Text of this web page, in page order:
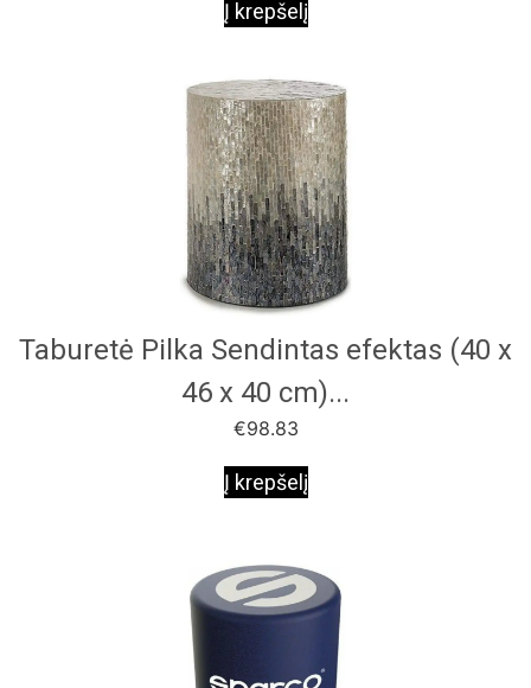
Į krepšelį
Taburetė Pilka Sendintas efektas (40 x
46 x 40 cm)...
€98.83
Į krepšelį